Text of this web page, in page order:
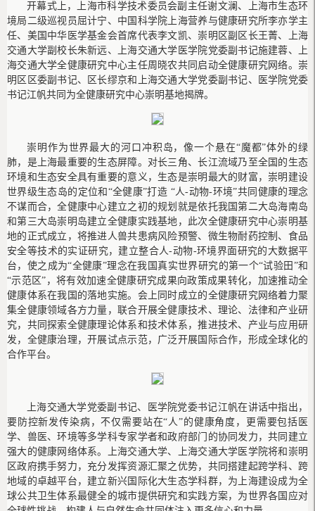
开幕式上，上海市科学技术委员会副主任谢文澜、上海市生态环
境局二级巡视员屈计宁、中国科学院上海营养与健康研究所李亦学主
任、美国中华医学基金会首席代表李文凯、崇明区副区长王菁、上海
交通大学副校长朱新远、上海交通大学医学院党委副书记施建蓉、上
海交通大学全健康研究中心主任周晓农共同启动全健康研究网络。崇
明区区委副书记、区长缪京和上海交通大学党委副书记、医学院党委
书记江帆共同为全健康研究中心崇明基地揭牌。
崇明作为世界最大的河口冲积岛，像一个悬在“魔都”体外的绿
肺，是上海最重要的生态屏障。对长三角、长江流域乃至全国的生态
环境和生态安全具有重要的意义，生态是崇明最大的财富，崇明建设
世界级生态岛的定位和“全健康”打造 “人-动物-环境”共同健康的理念
不谋而合，全健康中心建立之初的规划就是依托我国第二大岛海南岛
和第三大岛崇明岛建立全健康实践基地，此次全健康研究中心崇明基
地的正式成立，将推进人兽共患病风险预警、微生物耐药控制、食品
安全等技术的实证研究，建立整合人-动物-环境界面研究的大数据平
台，使之成为“全健康”理念在我国真实世界研究的第一个“试验田”和
“示范区”，将有效加速全健康研究成果向政策成果转化，加速推动全
健康体系在我国的落地实施。会上同时成立的全健康研究网络着力聚
集全健康领域各方力量，联合开展全健康技术、理论、法律和产业研
究，共同探索全健康理论体系和技术体系，推进技术、产业与应用研
发，全健康治理，开展试点示范，广泛开展国际合作，形成全球化的
合作平台。
上海交通大学党委副书记、医学院党委书记江帆在讲话中指出，
要防控新发传染病，不仅需要站在“人”的健康角度，更需要包括医
学、兽医、环境等多学科专家学者和政府部门的协同发力，共同建立
强大的健康网络体系。上海交通大学、上海交通大学医学院将和崇明
区政府携手努力，充分发挥资源汇聚之优势，共同搭建起跨学科、跨
地域的卓越平台，建立新兴国际化大生态学科群，为上海建设成为全
球公共卫生体系最健全的城市提供研究和实践方案，为世界各国应对